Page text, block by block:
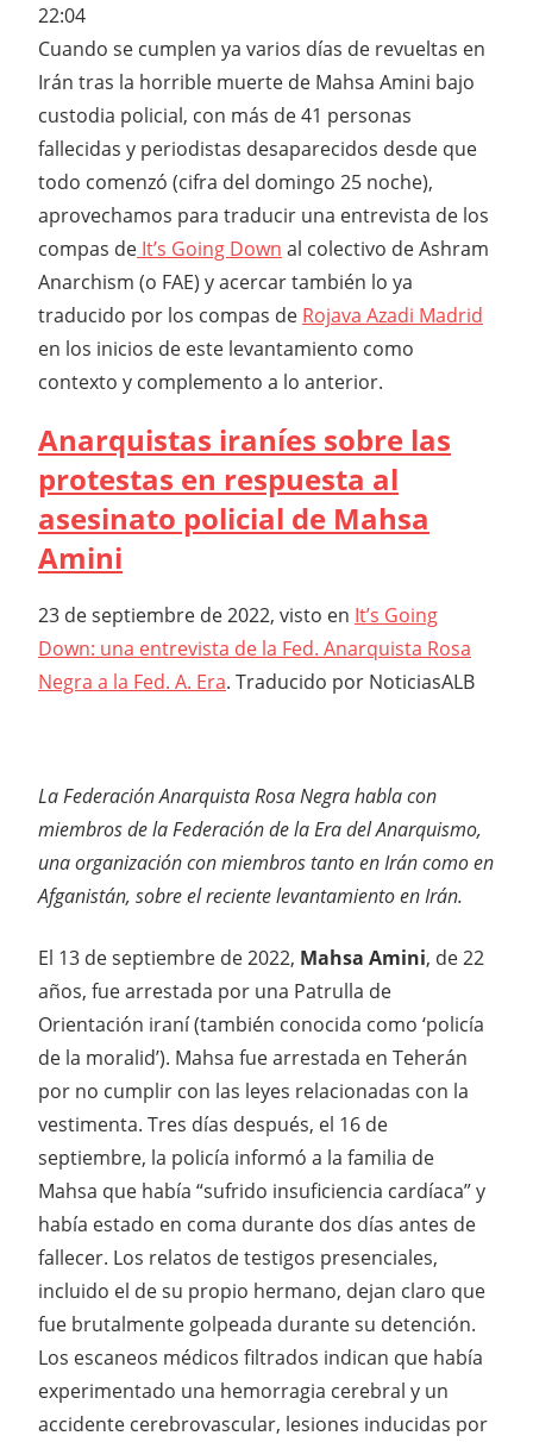
22:04
Cuando se cumplen ya varios días de revueltas en
Irán tras la horrible muerte de Mahsa Amini bajo
custodia policial, con más de 41 personas
fallecidas y periodistas desaparecidos desde que
todo comenzó (cifra del domingo 25 noche),
aprovechamos para traducir una entrevista de los
compas de It’s Going Down al colectivo de Ashram
Anarchism (o FAE) y acercar también lo ya
traducido por los compas de Rojava Azadi Madrid
en los inicios de este levantamiento como
contexto y complemento a lo anterior.
Anarquistas iraníes sobre las
protestas en respuesta al
asesinato policial de Mahsa
Amini
23 de septiembre de 2022, visto en It’s Going
Down: una entrevista de la Fed. Anarquista Rosa
Negra a la Fed. A. Era. Traducido por NoticiasALB
La Federación Anarquista Rosa Negra habla con
miembros de la Federación de la Era del Anarquismo,
una organización con miembros tanto en Irán como en
Afganistán, sobre el reciente levantamiento en Irán.
El 13 de septiembre de 2022, Mahsa Amini, de 22
años, fue arrestada por una Patrulla de
Orientación iraní (también conocida como ‘policía
de la moralid’). Mahsa fue arrestada en Teherán
por no cumplir con las leyes relacionadas con la
vestimenta. Tres días después, el 16 de
septiembre, la policía informó a la familia de
Mahsa que había “sufrido insuficiencia cardíaca” y
había estado en coma durante dos días antes de
fallecer. Los relatos de testigos presenciales,
incluido el de su propio hermano, dejan claro que
fue brutalmente golpeada durante su detención.
Los escaneos médicos filtrados indican que había
experimentado una hemorragia cerebral y un
accidente cerebrovascular, lesiones inducidas por